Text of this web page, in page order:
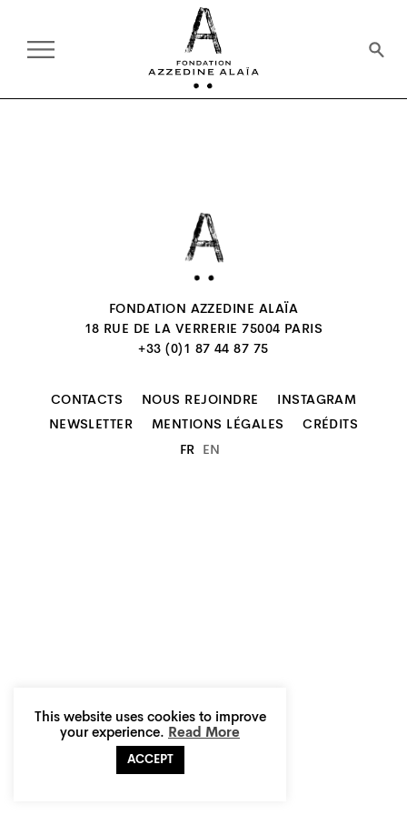
FONDATION AZZEDINE ALAÏA
18 RUE DE LA VERRERIE 75004 PARIS
+33 (0)1 87 44 87 75
CONTACTS NOUS REJOINDRE
INSTAGRAM
NEWSLETTER
MENTIONS LÉGALES
CRÉDITS
FR
EN
This website uses cookies to improve
your experience. Read More
ACCEPT